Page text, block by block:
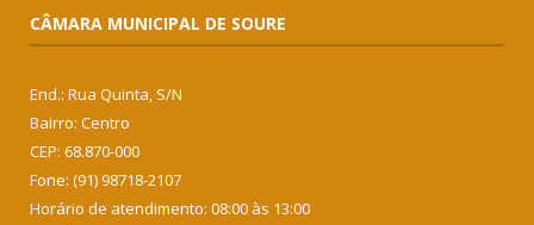
CÂMARA MUNICIPAL DE SOURE
End.: Rua Quinta, S/N
Bairro: Centro
CEP: 68.870-000
Fone: (91) 98718-2107
Horário de atendimento: 08:00 às 13:00